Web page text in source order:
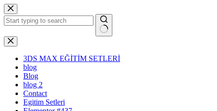
Skip
to
content
No
results
3DS MAX EĞİTİM SETLERİ
blog
Blog
blog 2
Contact
Egitim Setleri